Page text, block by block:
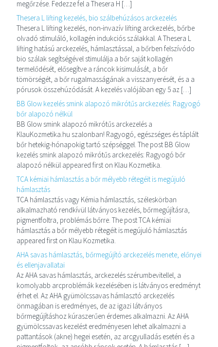
megőrzése. Fedezze fel a Thesera H […]
Thesera L lifting kezelés, bio szálbehúzásos arckezelés
Thesera L lifting kezelés, non-invazív lifting arckezelés, bőrbe
olvadó stimuláló, kollagén indukciós szálakkal. A Thesera L
lifting hatású arckezelés, hámlasztással, a bőrben felszívódo
bio szálak segítségével stimulálja a bőr saját kollagén
termelődését, elősegítve a ráncok kisimulását, a bőr
tömörségét, a bőr rugalmasságának a visszanyerését, és a a
pórusok összehúzódását. A kezelés valójában egy 5 az […]
BB Glow kezelés smink alapozó mikrótűs arckezelés: Ragyogó
bőr alapozó nélkül
BB Glow smink alapozó mikrótűs arckezelés a
KlauKozmetika.hu szalonban! Ragyogó, egészséges és táplált
bőr hetekig-hónapokig tartó szépséggel. The post BB Glow
kezelés smink alapozó mikrótűs arckezelés: Ragyogó bőr
alapozó nélkül appeared first on Klau Kozmetika.
TCA kémiai hámlasztás a bőr mélyebb rétegéit is megújuló
hámlasztás
TCA hámlasztás vagy Kémia hámlasztás, széleskörban
alkalmazható rendkívül látványos kezelés, bőrmegújításra,
pigmentfoltra, problémás bőrre. The post TCA kémiai
hámlasztás a bőr mélyebb rétegéit is megújuló hámlasztás
appeared first on Klau Kozmetika.
AHA savas hámlasztás, bőrmegújító arckezelés menete, előnyei
és ellenjavallatai
Az AHA savas hámlasztás, arckezelés szérumbevitellel, a
komolyabb arcproblémák kezelésében is látványos eredményt
érhet el. Az AHA gyümölcssavas hámlasztó arckezelés
önmagában is eredményes, de az igazi látványos
bőrmegújításhoz kúraszerűen érdemes alkalmazni. Az AHA
gyümölcssavas kezelést eredményesen lehet alkalmazni a
pattantások (akne) hegei esetén, az arcgyulladás esetén és a